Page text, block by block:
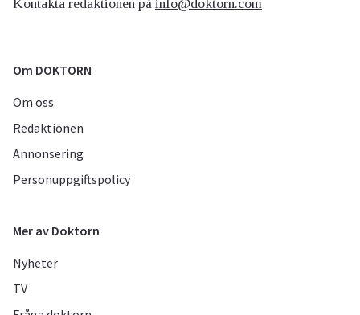
Kontakta redaktionen på info@doktorn.com
Om DOKTORN
Om oss
Redaktionen
Annonsering
Personuppgiftspolicy
Mer av Doktorn
Nyheter
TV